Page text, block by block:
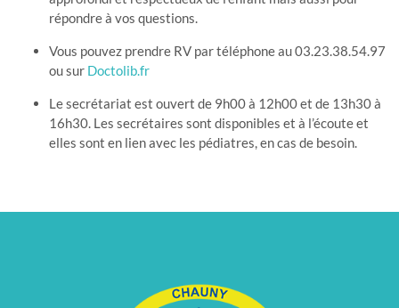
répondre à vos questions.
Vous pouvez prendre RV par téléphone au 03.23.38.54.97
ou sur Doctolib.fr
Le secrétariat est ouvert de 9h00 à 12h00 et de 13h30 à
16h30. Les secrétaires sont disponibles et à l’écoute et
elles sont en lien avec les pédiatres, en cas de besoin.